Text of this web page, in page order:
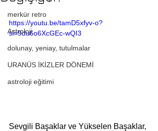
merkür retro
Astroloji
dolunay, yeniay, tutulmalar
URANÜS İKİZLER DÖNEMİ
astroloji eğitimi
https://youtu.be/tamD5xfyv-o?
si=9du6o6XcGEc-wQI3
Sevgili Başaklar ve Yükselen Başaklar,